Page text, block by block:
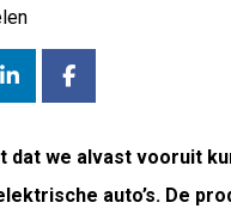
dat we alvast vooruit
auto’s. De